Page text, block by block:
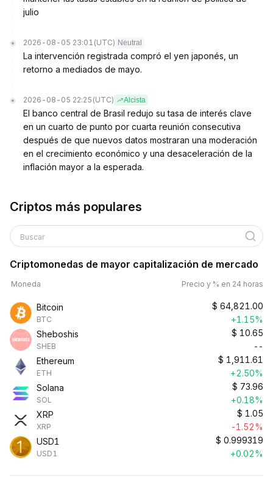
julio
2026-08-05 23:01 (UTC) Neutral
La intervención registrada compró el yen japonés, un
retorno a mediados de mayo.
2026-08-05 22:25 (UTC) Alcista
El banco central de Brasil redujo su tasa de interés clave
en un cuarto de punto por cuarta reunión consecutiva
después de que nuevos datos mostraran una moderación
en el crecimiento económico y una desaceleración de la
inflación mayor a la esperada.
Criptos más populares
Buscar
Criptomonedas de mayor capitalización de mercado
Moneda Precio y % en 24 horas
Bitcoin
BTC
$ 64,821.00
+1.15%
Sheboshis
SHEB
$ 10.65
--
Ethereum
ETH
$ 1,911.61
+2.50%
Solana
SOL
$ 73.96
+0.18%
XRP
XRP
$ 1.05
-1.52%
USD1
USD1
$ 0.999319
+0.02%